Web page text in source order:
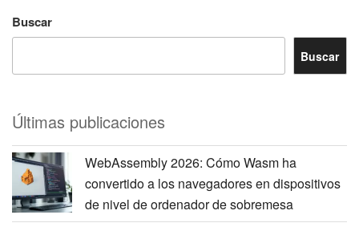
Buscar
Buscar
Últimas publicaciones
WebAssembly 2026: Cómo Wasm ha
convertido a los navegadores en dispositivos
de nivel de ordenador de sobremesa